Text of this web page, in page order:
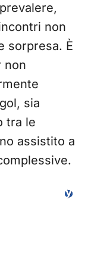
prevalere,
non
sorpresa. È
non
sia
tra le
assistito a